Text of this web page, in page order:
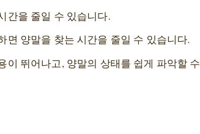
간을 줄일 수 있습니다.
면 양말을 찾는 시간을 줄일 수 있습니다.
뛰어나고, 양말의 상태를 쉽게 파악할 수